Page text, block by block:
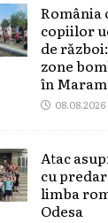
România
copiilor
de
zone
în
08.08.2026
Atac
cu
limba
Odesa